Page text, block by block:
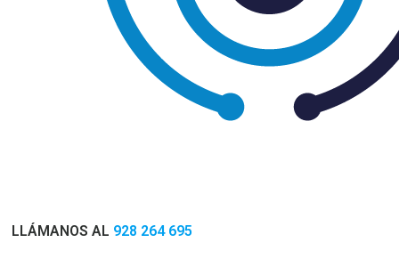
LLÁMANOS AL 928 264 695